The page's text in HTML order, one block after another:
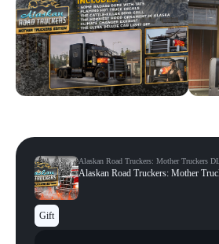
Alaskan Road Truckers: Mother Truckers
Alaskan Road Truckers: Mother
Gift